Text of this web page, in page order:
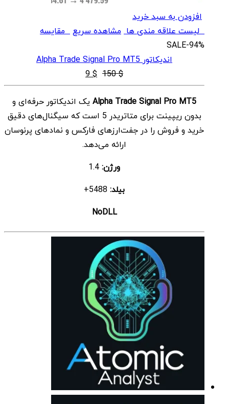
افزودن به سبد خرید
لیست علاقه مندی ها مشاهده سریعمقایسه
SALE-94%
اندیکاتور Alpha Trade Signal Pro MT5
$
150
قیمت
اصلی
$ 150
بود.
$
9 قیمت
فعلی
$ 9
است.
Alpha Trade Signal Pro MT5 یک اندیکاتور حرفه‌ای و
بدون ریپینت برای متاتریدر 5 است که سیگنال‌های دقیق
خرید و فروش را در جفت‌ارزهای فارکس و نمادهای پرنوسان
ارائه می‌دهد.
ورژن:
بیلد:
NoDLL